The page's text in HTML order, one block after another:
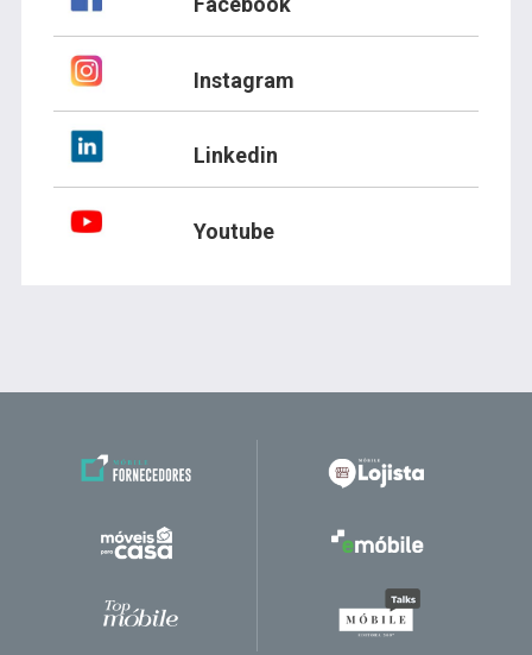
Instagram
Linkedin
Youtube